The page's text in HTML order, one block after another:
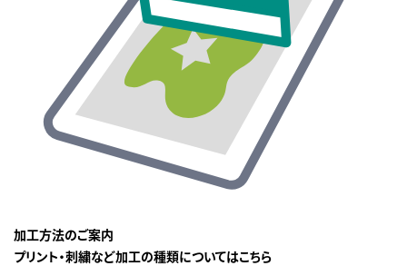
加工方法のご案内
プリント・刺繍など加工の種類についてはこちら